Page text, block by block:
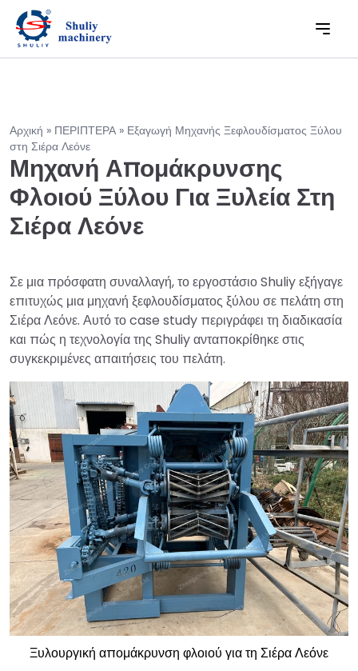
Αρχική » ΠΕΡΙΠΤΕΡΑ » Εξαγωγή Μηχανής Ξεφλουδίσματος Ξύλου
στη Σιέρα Λεόνε
Μηχανή Απομάκρυνσης
Φλοιού Ξύλου Για Ξυλεία Στη
Σιέρα Λεόνε
Σε μια πρόσφατη συναλλαγή, το εργοστάσιο Shuliy εξήγαγε
επιτυχώς μια μηχανή ξεφλουδίσματος ξύλου σε πελάτη στη
Σιέρα Λεόνε. Αυτό το case study περιγράφει τη διαδικασία
και πώς η τεχνολογία της Shuliy ανταποκρίθηκε στις
συγκεκριμένες απαιτήσεις του πελάτη.
Ξυλουργική απομάκρυνση φλοιού για τη Σιέρα Λεόνε